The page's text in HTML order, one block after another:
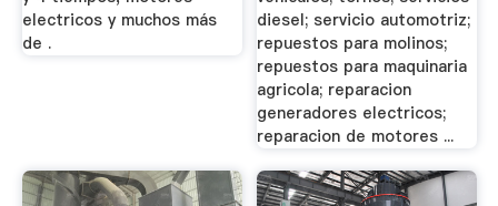
electricos y muchos más
de .
diesel; servicio automotriz;
repuestos para molinos;
repuestos para maquinaria
agricola; reparacion
generadores electricos;
reparacion de motores ...